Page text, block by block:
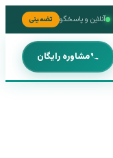
آنلاین و پاسخگو تضمینی
مشاوره رایگان